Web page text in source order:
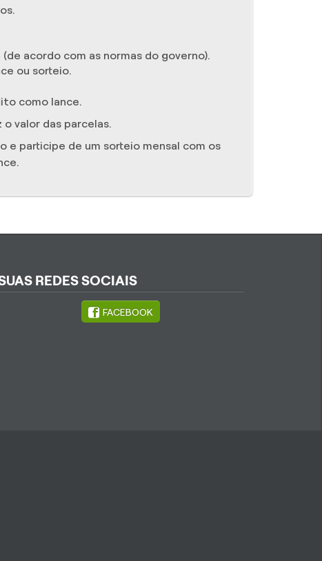
acordo com as normas do governo).
ou sorteio.
como lance.
valor das parcelas.
e participe de um sorteio mensal com os
REDES SOCIAIS
FACEBOOK